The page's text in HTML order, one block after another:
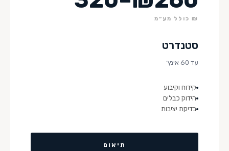
₪ כולל מע״מ
סטנדרט
עד 60 אינץ׳
קידוח וקיבוע
הידוק כבלים
בדיקת יציבות
תיאום